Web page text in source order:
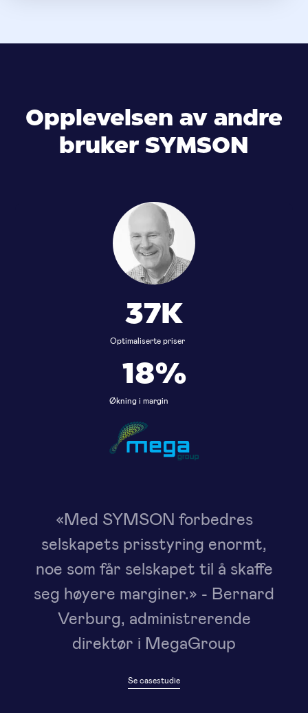
Opplevelsen av andre
bruker SYMSON
37K
Optimaliserte priser
18%
Økning i margin
«Med SYMSON forbedres
selskapets prisstyring enormt,
noe som får selskapet til å skaffe
seg høyere marginer.» - Bernard
Verburg, administrerende
direktør i MegaGroup
Se casestudie